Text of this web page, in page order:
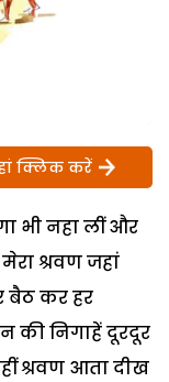
क्लिक करें
भी नहा लीं और
श्रवण जहां
बैठ कर हर
की निगाहें दूरदूर
श्रवण आता दीख